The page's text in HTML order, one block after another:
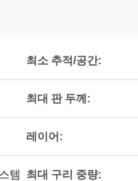
최소 추적/공간:
최대 판 두께:
레이어:
템 최대 구리 중량: